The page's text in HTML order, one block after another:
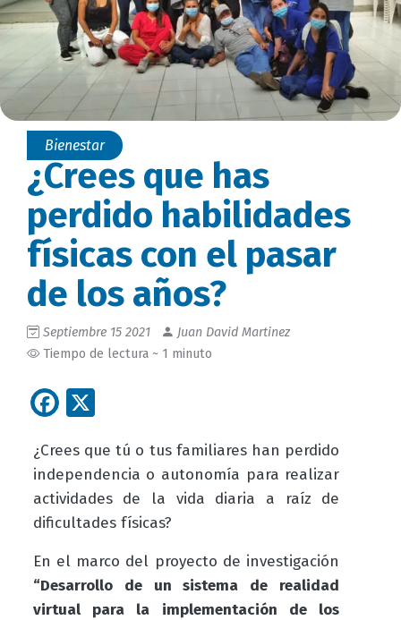
Bienestar
¿Crees que has
perdido habilidades
físicas con el pasar
de los años?
Septiembre 15 2021
Juan David Martinez
Tiempo de lectura ~ 1 minuto
Facebook
¿Crees que tú o tus familiares han perdido
independencia o autonomía para realizar
actividades de la vida diaria a raíz de
dificultades físicas?
En el marco del proyecto de investigación
“Desarrollo de un sistema de realidad
virtual para la implementación de los